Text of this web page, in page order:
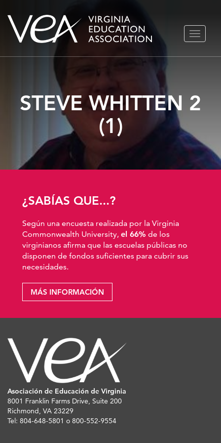
Ir
STEVE WHITTEN 2
(1)
¿SABÍAS QUE...?
Según una encuesta realizada por la Virginia
Commonwealth University, el 66% de los
virginianos afirma que las escuelas públicas no
disponen de fondos suficientes para cubrir sus
necesidades.
MÁS INFORMACIÓN
Asociación de Educación de Virginia
8001 Franklin Farms Drive, Suite 200
Richmond, VA 23229
Tel: 804-648-5801 o 800-552-9554